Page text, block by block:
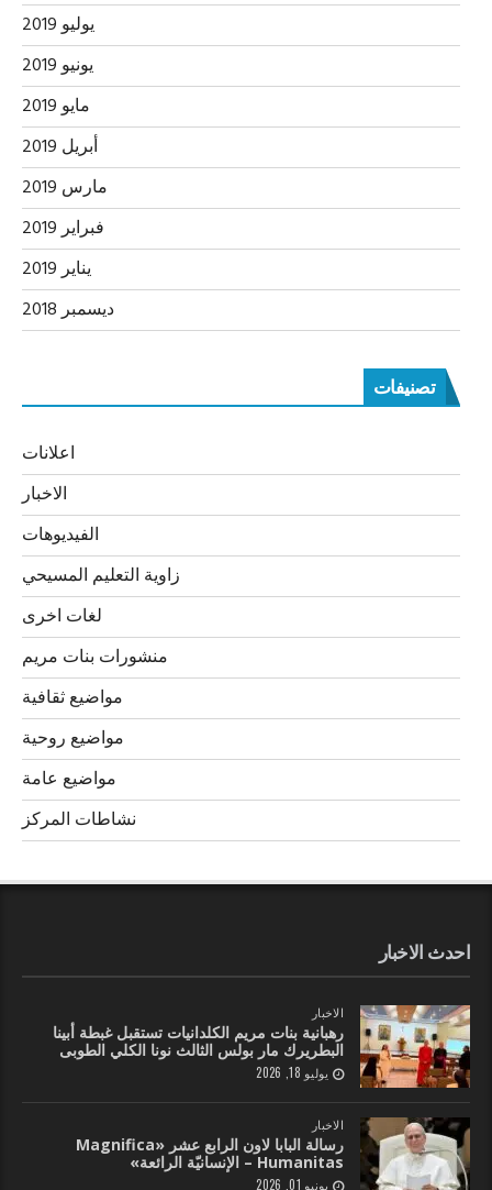
يوليو 2019
يونيو 2019
مايو 2019
أبريل 2019
مارس 2019
فبراير 2019
يناير 2019
ديسمبر 2018
تصنيفات
اعلانات
الاخبار
الفيديوهات
زاوية التعليم المسيحي
لغات اخرى
منشورات بنات مريم
مواضيع ثقافية
مواضيع روحية
مواضيع عامة
نشاطات المركز
احدث الاخبار
الاخبار
رهبانية بنات مريم الكلدانيات تستقبل غبطة أبينا
البطريرك مار بولس الثالث نونا الكلي الطوبى
يوليو 18, 2026
الاخبار
رسالة البابا لاون الرابع عشر «Magnifica
Humanitas – الإنسانيّة الرائعة»
يونيو 01, 2026